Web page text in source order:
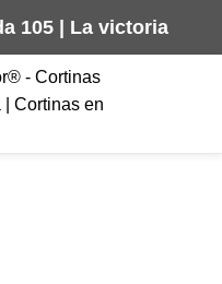
105 | La victoria